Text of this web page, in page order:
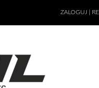
ZALOGUJ |